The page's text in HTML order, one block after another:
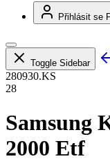
Přihlásit se
Toggle Sidebar
280930.KS
28
Samsung
2000 Etf